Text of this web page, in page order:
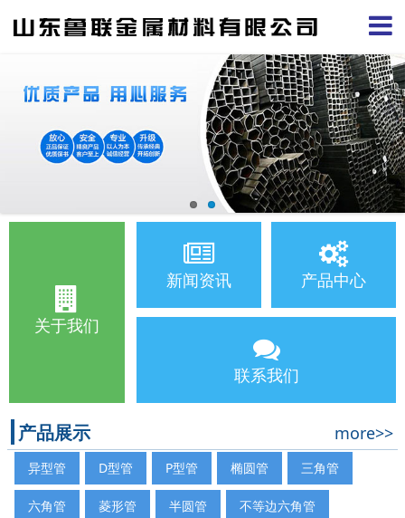
关于我们
新闻资讯 产品中心
联系我们
产品展示 more>>
异型管 D型管 P型管 椭圆管 三角管
六角管 菱形管 半圆管 不等边六角管